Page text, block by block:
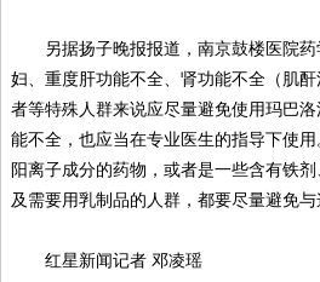
另据扬子晚报报道，南京鼓楼医院药
妇、重度肝功能不全、肾功能不全（肌
者等特殊人群来说应尽量避免使用玛巴
能不全，也应当在专业医生的指导下使
阳离子成分的药物，或者是一些含有铁
及需要用乳制品的人群，都要尽量避免与
红星新闻记者 邓凌瑶